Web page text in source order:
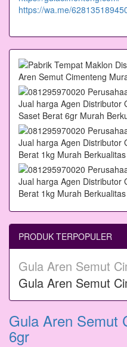
https://wa.me/
PRODUK TERPOPULER
Gula Aren Semut
Gula Aren Semut
Gula Aren Semut
6gr